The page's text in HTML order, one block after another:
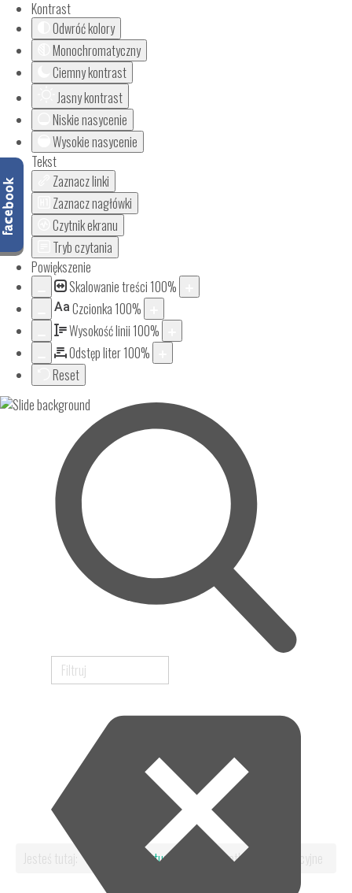
Kontrast
Odwróć kolory
Monochromatyczny
Ciemny kontrast
Jasny kontrast
Niskie nasycenie
Wysokie nasycenie
Tekst
Zaznacz linki
Zaznacz nagłówki
Czytnik ekranu
Tryb czytania
Powiększenie
Skalowanie treści 100%
Aa Czcionka 100%
Wysokość linii 100%
Odstęp liter100%
Reset
Jesteś tutaj: Aktualności Spotkanie Informacyjne